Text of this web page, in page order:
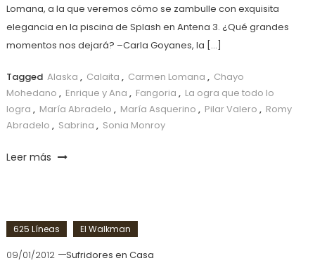
Lomana, a la que veremos cómo se zambulle con exquisita
elegancia en la piscina de Splash en Antena 3. ¿Qué grandes
momentos nos dejará? –Carla Goyanes, la […]
Tagged Alaska , Calaita , Carmen Lomana , Chayo
Mohedano , Enrique y Ana , Fangoria , La ogra que todo lo
logra , María Abradelo , María Asquerino , Pilar Valero , Romy
Abradelo , Sabrina , Sonia Monroy
Leer más
625 Líneas El Walkman
09/01/2012
Sufridores en Casa